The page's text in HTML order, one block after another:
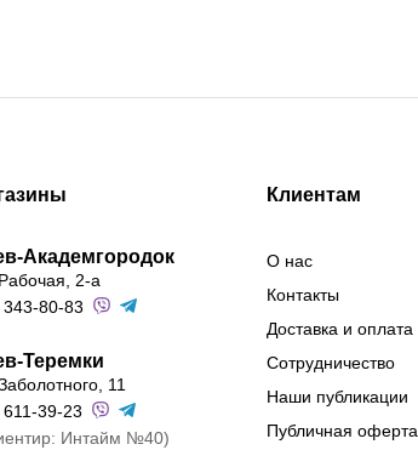
Академгородок
2-а
80-83
Теремки
11
39-23
Интайм №40)
Клиентам
О нас
Контакты
Доставка и оплата
Сотрудничество
Наши публикации
Публичная оферта